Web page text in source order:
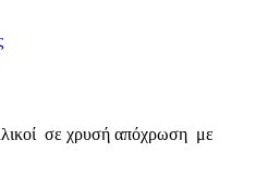
σε χρυσή απόχρωση με